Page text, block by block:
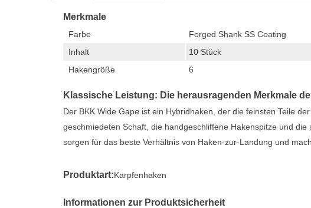
Merkmale
Farbe
Forged Shank SS Coating
Inhalt
10 Stück
Hakengröße
6
Klassische Leistung: Die herausragenden Merkmale
Der BKK Wide Gape ist ein Hybridhaken, der die feinsten Teile
geschmiedeten Schaft, die handgeschliffene Hakenspitze und
sorgen für das beste Verhältnis von Haken-zur-Landung und
Produktart:Karpfenhaken
Informationen zur Produktsicherheit